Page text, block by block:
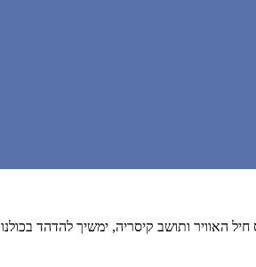
האוויר ותושב קיסריה, ימשיך להדהד בכולנו